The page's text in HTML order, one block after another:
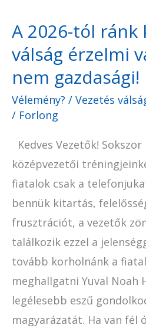
A 2026-tól ránk
válság érzelmi
nem gazdasági!
Vélemény? / Vezetés
/ Forlong
Kedves Vezetők!
középvezetői
fiatalok csak a
bennük kitartás,
frusztrációt, a vezetők
találkozik ezzel a
tovább korholnánk a
meghallgatni Yuval Noah
legélesebb eszű
magyarázatát. Ha van fél
lesz,
nem
gazdasági!